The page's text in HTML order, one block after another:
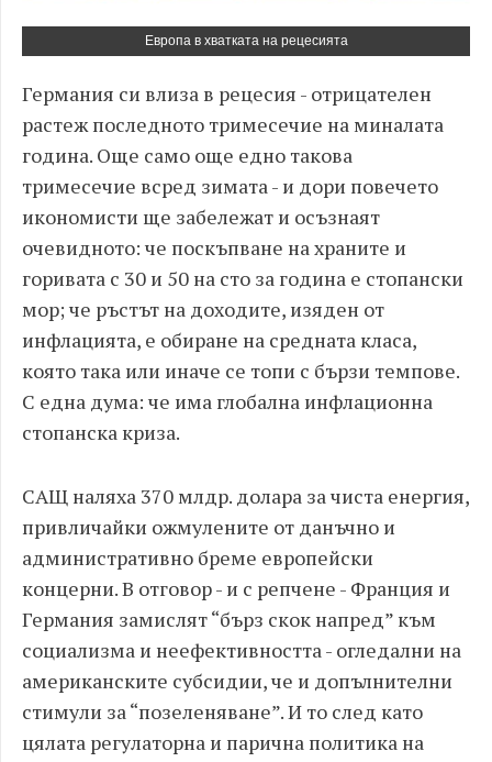
Европа в хватката на рецесията
Германия си влиза в рецесия - отрицателен
растеж последното тримесечие на миналата
година. Още само още едно такова
тримесечие всред зимата - и дори повечето
икономисти ще забележат и осъзнаят
очевидното: че поскъпване на храните и
горивата с 30 и 50 на сто за година е стопански
мор; че ръстът на доходите, изяден от
инфлацията, е обиране на средната класа,
която така или иначе се топи с бързи темпове.
С една дума: че има глобална инфлационна
стопанска криза.
САЩ наляха 370 млдр. долара за чиста енергия,
привличайки ожмулените от данъчно и
административно бреме европейски
концерни. В отговор - и с репчене - Франция и
Германия замислят “бърз скок напред” към
социализма и неефективността - огледални на
американските субсидии, че и допълнителни
стимули за “позеленяване”. И то след като
цялата регулаторна и парична политика на